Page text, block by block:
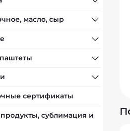
масло, сыр
сертификаты
сублимация и